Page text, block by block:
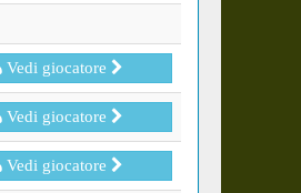
Vedi giocatore
Vedi giocatore
Vedi giocatore